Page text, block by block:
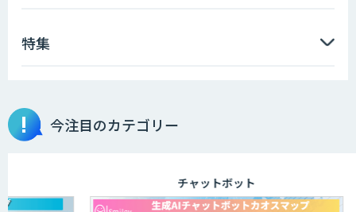
特集
今注目のカテゴリー
チャットボット